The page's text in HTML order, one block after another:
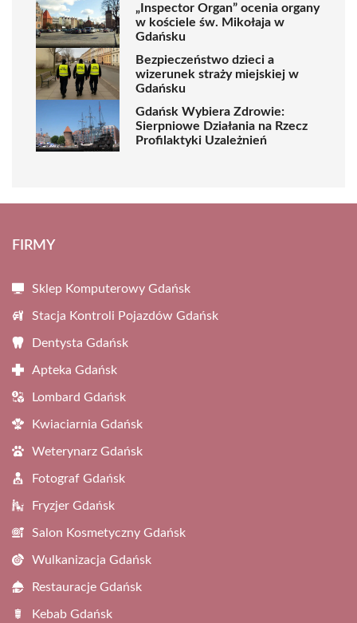
„Inspector Organ” ocenia organy
w kościele św. Mikołaja w
Gdańsku
Bezpieczeństwo dzieci a
wizerunek straży miejskiej w
Gdańsku
Gdańsk Wybiera Zdrowie:
Sierpniowe Działania na Rzecz
Profilaktyki Uzależnień
FIRMY
Sklep Komputerowy Gdańsk
Stacja Kontroli Pojazdów Gdańsk
Dentysta Gdańsk
Apteka Gdańsk
Lombard Gdańsk
Kwiaciarnia Gdańsk
Weterynarz Gdańsk
Fotograf Gdańsk
Fryzjer Gdańsk
Salon Kosmetyczny Gdańsk
Wulkanizacja Gdańsk
Restauracje Gdańsk
Kebab Gdańsk